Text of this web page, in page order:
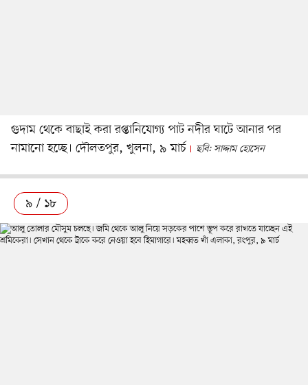
গুদাম থেকে বাছাই করা রপ্তানিযোগ্য পাট নদীর ঘাটে আনার পর
নামানো হচ্ছে। দৌলতপুর, খুলনা, ৯ মার্চ
ছবি: সাদ্দাম হোসেন
৯ / ১৮